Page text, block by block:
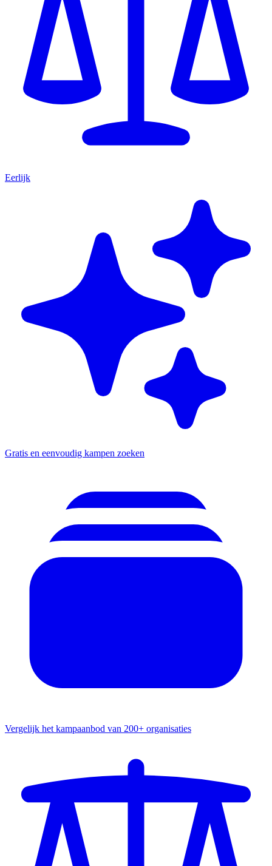
Eerlijk
Gratis en eenvoudig kampen zoeken
Vergelijk het kampaanbod van 200+ organisaties